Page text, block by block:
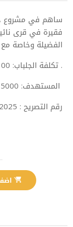
ساهم في مشروع
فقيرة في قرى
الفضيلة وخاصة مع
. تكلفة الجلباب: 100 درهم
المستهدف: 5000
رقم التصريح : 3/598/2025